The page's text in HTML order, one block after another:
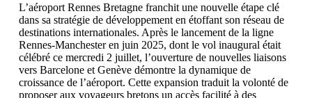
L’aéroport Rennes Bretagne franchit une nouvelle étape clé
dans sa stratégie de développement en étoffant son réseau de
destinations internationales. Après le lancement de la ligne
Rennes-Manchester en juin 2025, dont le vol inaugural était
célébré ce mercredi 2 juillet, l’ouverture de nouvelles liaisons
vers Barcelone et Genève démontre la dynamique de
croissance de l’aéroport. Cette expansion traduit la volonté de
proposer aux voyageurs bretons un accès facilité à des